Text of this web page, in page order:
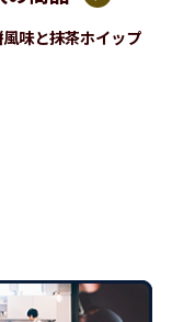
味と抹茶ホイップ